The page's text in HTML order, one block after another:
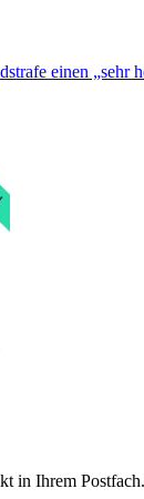
einen „sehr
in Ihrem